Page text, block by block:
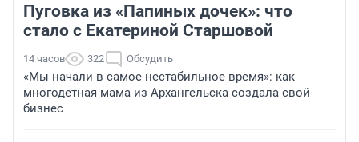
Пуговка из «Папиных дочек»: что
стало с Екатериной Старшовой
14 часов 322 Обсудить
«Мы начали в самое нестабильное время»: как
многодетная мама из Архангельска создала свой
бизнес